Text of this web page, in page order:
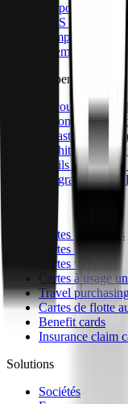
Support dédié
CaaS API
Comptes
Virements
Card & Spend OS
Découvrez Card
Automatisation
Infrastructure
Architecture
Outils backoffice
Intégration
Cartes physiques
Cartes Premium
Cartes virtuelles
Cartes à usage
Travel
Cartes de flotte
Benefit cards
Insurance claim
Solutions
Sociétés